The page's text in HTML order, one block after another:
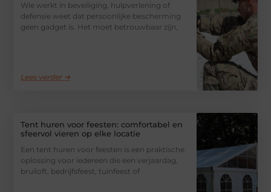
Wie werkt in beveiliging, hulpverlening of
defensie weet dat persoonlijke bescherming
geen gadget is. Het moet betrouwbaar zijn,
Lees verder ➜
Tent huren voor feesten: comfortabel en
sfeervol vieren op elke locatie
Een tent huren voor feesten is een praktische
oplossing voor iedereen die een verjaardag,
bruiloft, bedrijfsfeest, tuinfeest of